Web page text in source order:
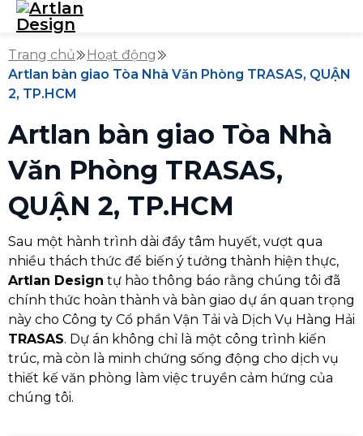
Trang chủ
Hoạt động
Artlan bàn giao Tòa Nhà Văn Phòng TRASAS, QUẬN
2, TP.HCM
Artlan bàn giao Tòa Nhà
Văn Phòng TRASAS,
QUẬN 2, TP.HCM
Sau một hành trình dài đầy tâm huyết, vượt qua
nhiều thách thức để biến ý tưởng thành hiện thực,
Artlan Design tự hào thông báo rằng chúng tôi đã
chính thức hoàn thành và bàn giao dự án quan trọng
này cho Công ty Cổ phần Vận Tải và Dịch Vụ Hàng Hải
TRASAS. Dự án không chỉ là một công trình kiến
trúc, mà còn là minh chứng sống động cho dịch vụ
thiết kế văn phòng làm việc truyền cảm hứng của
chúng tôi.